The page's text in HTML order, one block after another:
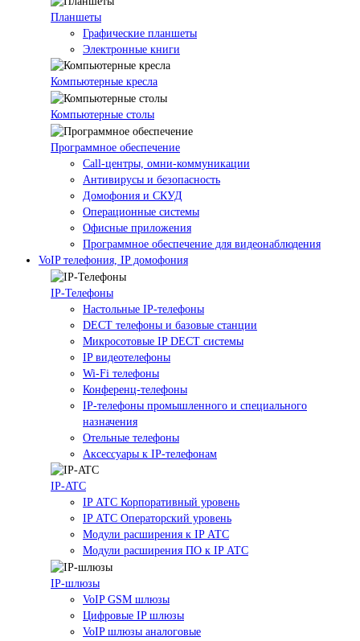
Планшеты
Графические планшеты
Электронные книги
Компьютерные кресла
Компьютерные столы
Программное обеспечение
Call-центры, омни-коммуникации
Антивирусы и безопасность
Домофония и СКУД
Операционные системы
Офисные приложения
Программное обеспечение для видеонаблюдения
VoIP телефония, IP домофония
IP-Телефоны
Настольные IP-телефоны
DECT телефоны и базовые станции
Микросотовые IP DECT системы
IP видеотелефоны
Wi-Fi телефоны
Конференц-телефоны
IP-телефоны промышленного и специального
назначения
Отельные телефоны
Аксессуары к IP-телефонам
IP-ATC
IP АТС Корпоративный уровень
IP АТС Операторский уровень
Модули расширения к IP АТС
Модули расширения ПО к IP АТС
IP-шлюзы
VoIP GSM шлюзы
Цифровые IP шлюзы
VoIP шлюзы аналоговые